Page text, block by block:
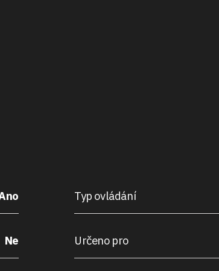
Typ ovládání
Ne Určeno pro